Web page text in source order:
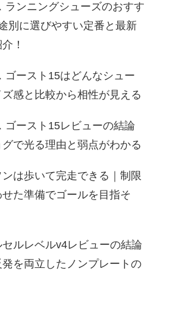
ランニングシューズのおすす
別に選びやすい定番と最新
！
ゴースト15はどんなシュー
感と比較から相性が見える
ゴースト15レビューの結論
グで光る理由と弱点がわかる
は歩いて完走できる｜制限
た準備でゴールを目指そ
ルレベルv4レビューの結論
発を両立したノンプレートの